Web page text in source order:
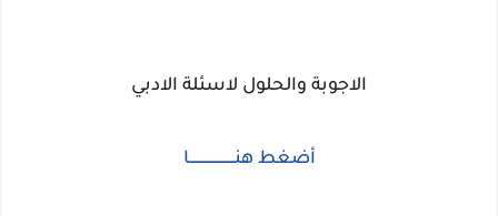
الاجوبة والحلول لاسئلة الادبي
أضغط هنــــــــــــــــــــا